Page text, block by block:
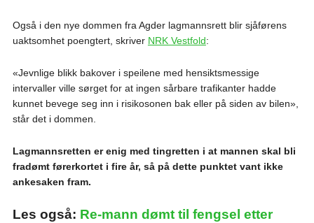
Også i den nye dommen fra Agder lagmannsrett blir sjåførens
uaktsomhet poengtert, skriver NRK Vestfold:
«Jevnlige blikk bakover i speilene med hensiktsmessige
intervaller ville sørget for at ingen sårbare trafikanter hadde
kunnet bevege seg inn i risikosonen bak eller på siden av bilen»,
står det i dommen.
Lagmannsretten er enig med tingretten i at mannen skal bli
fradømt førerkortet i fire år, så på dette punktet vant ikke
ankesaken fram.
Les også: Re-mann dømt til fengsel etter